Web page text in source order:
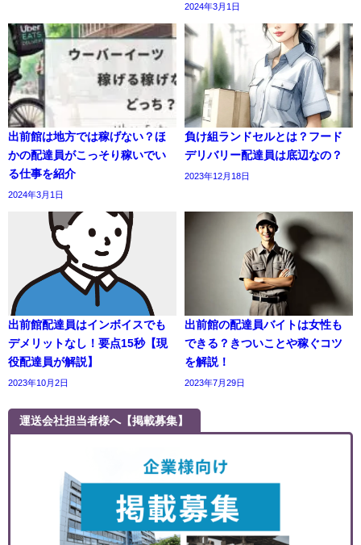
2024年3月1日
出前館は地方では稼げない？ほ
かの配達員がこっそり稼いでい
る仕事を紹介
2024年3月1日
負け組ランドセルとは？フード
デリバリー配達員は底辺なの？
2023年12月18日
出前館配達員はインボイスでも
デメリットなし！要点15秒【現
役配達員が解説】
2023年10月2日
出前館の配達員バイトは女性も
できる？きついことや稼ぐコツ
を解説！
2023年7月29日
運送会社担当者様へ【掲載募集】